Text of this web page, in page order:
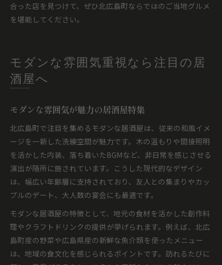
合った店を見つけて、ぜひ北広島町ならではのご当地グルメ
を堪能してください。
モダンな雰囲気重視なら注目の居
酒屋へ
モダンな雰囲気が魅力の居酒屋特集
北広島町で注目を集めるモダンな居酒屋は、従来の和風イメ
ージを一新した洗練空間が魅力です。木の温もりや間接照明
を活かした内装、落ち着いたBGMなど、非日常を感じさせる
演出が随所に施されています。こうした現代的なデザイン
は、幅広い年齢層に支持されており、友人との集まりやカッ
プルのデート、大人数の宴会にも最適です。
モダンな居酒屋の特徴として、地元の食材を活かした創作料
理やクラフトドリンクの提供が挙げられます。例えば、北広
島町産の野菜や広島県産の新鮮な魚介類を使ったメニュー
は、地域の食文化を感じられるポイントです。訪れるたびに